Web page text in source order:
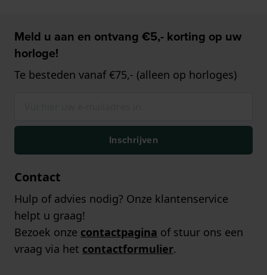
Meld u aan en ontvang €5,- korting op uw
horloge!
Te besteden vanaf €75,- (alleen op horloges)
Inschrijven
Contact
Hulp of advies nodig? Onze klantenservice
helpt u graag!
Bezoek onze contactpagina of stuur ons een
vraag via het contactformulier.